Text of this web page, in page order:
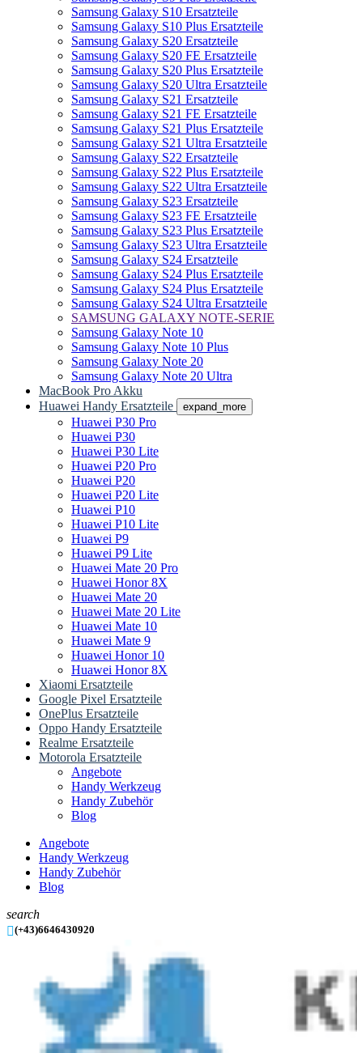
Samsung Galaxy S10 Ersatzteile
Samsung Galaxy S10 Plus Ersatzteile
Samsung Galaxy S20 Ersatzteile
Samsung Galaxy S20 FE Ersatzteile
Samsung Galaxy S20 Plus Ersatzteile
Samsung Galaxy S20 Ultra Ersatzteile
Samsung Galaxy S21 Ersatzteile
Samsung Galaxy S21 FE Ersatzteile
Samsung Galaxy S21 Plus Ersatzteile
Samsung Galaxy S21 Ultra Ersatzteile
Samsung Galaxy S22 Ersatzteile
Samsung Galaxy S22 Plus Ersatzteile
Samsung Galaxy S22 Ultra Ersatzteile
Samsung Galaxy S23 Ersatzteile
Samsung Galaxy S23 FE Ersatzteile
Samsung Galaxy S23 Plus Ersatzteile
Samsung Galaxy S23 Ultra Ersatzteile
Samsung Galaxy S24 Ersatzteile
Samsung Galaxy S24 Plus Ersatzteile
Samsung Galaxy S24 Plus Ersatzteile
Samsung Galaxy S24 Ultra Ersatzteile
SAMSUNG GALAXY NOTE-SERIE
Samsung Galaxy Note 10
Samsung Galaxy Note 10 Plus
Samsung Galaxy Note 20
Samsung Galaxy Note 20 Ultra
MacBook Pro Akku
Huawei Handy Ersatzteile
expand_more
Huawei P30 Pro
Huawei P30
Huawei P30 Lite
Huawei P20 Pro
Huawei P20
Huawei P20 Lite
Huawei P10
Huawei P10 Lite
Huawei P9
Huawei P9 Lite
Huawei Mate 20 Pro
Huawei Honor 8X
Huawei Mate 20
Huawei Mate 20 Lite
Huawei Mate 10
Huawei Mate 9
Huawei Honor 10
Huawei Honor 8X
Xiaomi Ersatzteile
Google Pixel Ersatzteile
OnePlus Ersatzteile
Oppo Handy Ersatzteile
Realme Ersatzteile
Motorola Ersatzteile
Angebote
Handy Werkzeug
Handy Zubehör
Blog
Angebote
Handy Werkzeug
Handy Zubehör
Blog
search
(+43)6646430920